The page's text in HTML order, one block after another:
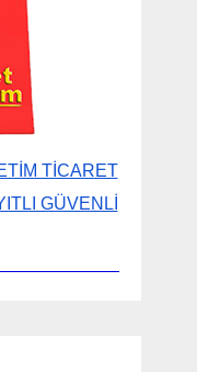
TİCARET
GÜVENLİ